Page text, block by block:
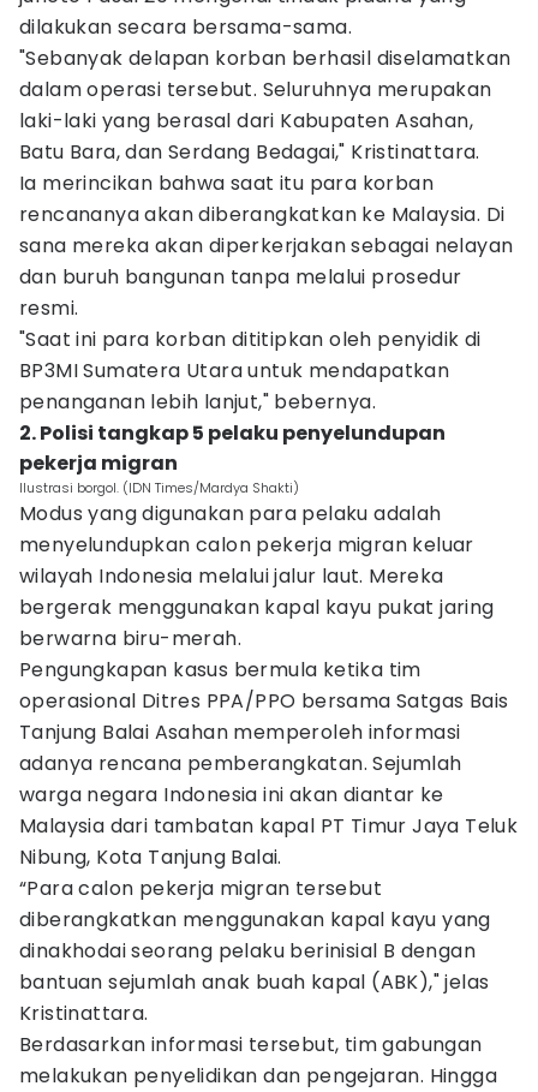
dilakukan secara bersama-sama.
"Sebanyak delapan korban berhasil diselamatkan
dalam operasi tersebut. Seluruhnya merupakan
laki-laki yang berasal dari Kabupaten Asahan,
Batu Bara, dan Serdang Bedagai," Kristinattara.
Ia merincikan bahwa saat itu para korban
rencananya akan diberangkatkan ke Malaysia. Di
sana mereka akan diperkerjakan sebagai nelayan
dan buruh bangunan tanpa melalui prosedur
resmi.
"Saat ini para korban dititipkan oleh penyidik di
BP3MI Sumatera Utara untuk mendapatkan
penanganan lebih lanjut," bebernya.
2. Polisi tangkap 5 pelaku penyelundupan
pekerja migran
Ilustrasi borgol. (IDN Times/Mardya Shakti)
Modus yang digunakan para pelaku adalah
menyelundupkan calon pekerja migran keluar
wilayah Indonesia melalui jalur laut. Mereka
bergerak menggunakan kapal kayu pukat jaring
berwarna biru-merah.
Pengungkapan kasus bermula ketika tim
operasional Ditres PPA/PPO bersama Satgas Bais
Tanjung Balai Asahan memperoleh informasi
adanya rencana pemberangkatan. Sejumlah
warga negara Indonesia ini akan diantar ke
Malaysia dari tambatan kapal PT Timur Jaya Teluk
Nibung, Kota Tanjung Balai.
“Para calon pekerja migran tersebut
diberangkatkan menggunakan kapal kayu yang
dinakhodai seorang pelaku berinisial B dengan
bantuan sejumlah anak buah kapal (ABK)," jelas
Kristinattara.
Berdasarkan informasi tersebut, tim gabungan
melakukan penyelidikan dan pengejaran. Hingga